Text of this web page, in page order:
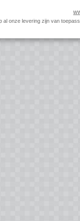
al onze levering zijn van